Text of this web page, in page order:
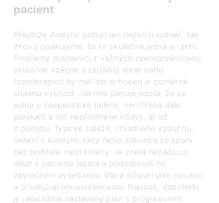
pacient
Přestože Andyho potkal ten nejhorší scénář, tak
znovu opakujeme, že se skutečně jedná o raritu.
Problémy pramenící z vážných onemocnění jsou
skutečně vzácné a zkušený lékař nebo
fyzioterapeut by měl být schopen je poměrně
snadno vyloučit. Jakmile panuje jistota, že se
jedná o nespecifické bolesti, není třeba dále
panikařit a mít nepřiměřené obavy, ať už
z pohybu, fyzické zátěže, chladného vzduchu,
sezení s kulatými zády nebo dokonce ze spaní
bez polštáře mezi koleny. Je zcela nežádoucí
dělat z pacienta lazara a podrobovat ho
zbytečným vyšetřením, které působí jako nocebo
a prodlužují rekonvalescenci. Naopak, zapotřebí
je racionálně nastavený plán s progresivním